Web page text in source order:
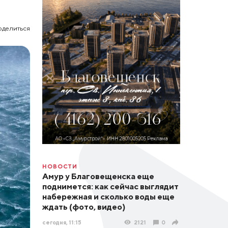
НОВОСТИ
Амур у Благовещенска еще
поднимется: как сейчас выглядит
набережная и сколько воды еще
ждать (фото, видео)
сегодня, 11:15 2121 0